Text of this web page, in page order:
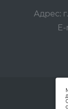
Адрес: